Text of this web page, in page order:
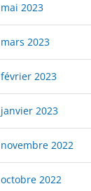
mai 2023
mars 2023
février 2023
janvier 2023
novembre 2022
octobre 2022